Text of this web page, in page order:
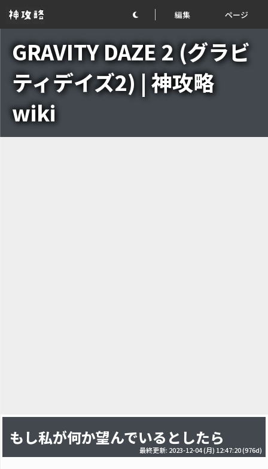
編集 ページ
GRAVITY DAZE 2 (グラビ
ティデイズ2) | 神攻略
wiki
もし私が何か望んでいるとしたら
最終更新: 2023-12-04 (月) 12:47:20(976d)